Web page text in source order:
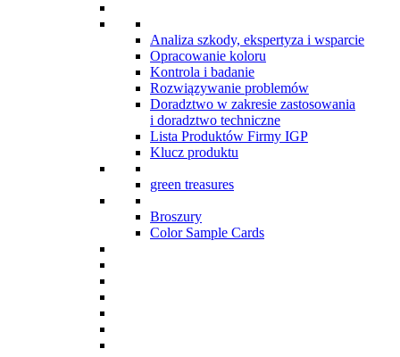
Analiza szkody, ekspertyza i wsparcie
Opracowanie koloru
Kontrola i badanie
Rozwiązywanie problemów
Doradztwo w zakresie zastosowania
i doradztwo techniczne
Lista Produktów Firmy IGP
Klucz produktu
green treasures
Broszury
Color Sample Cards